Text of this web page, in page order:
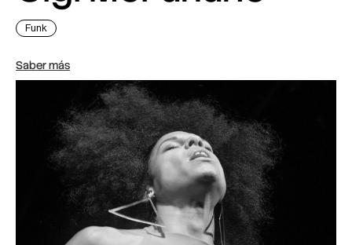
Funk
Saber más